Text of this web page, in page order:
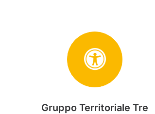
Gruppo Territoriale Tre